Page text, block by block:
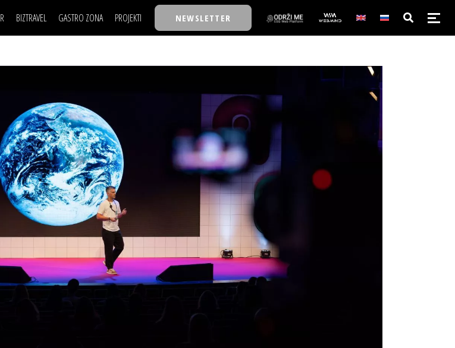
BIZTRAVEL GASTRO ZONA PROJEKTI
BACK TO OFFICE/SCHOOL
BIZKOLEGIJUM
NEWSLETTER
NAJKOLEGA
30 ISPOD 30
BMW BIZNIS LIGA
BIZLIFE WEEK